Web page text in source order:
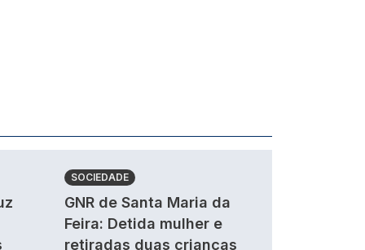
SOCIEDADE
GNR de Santa Maria da
Feira: Detida mulher e
retiradas duas crianças